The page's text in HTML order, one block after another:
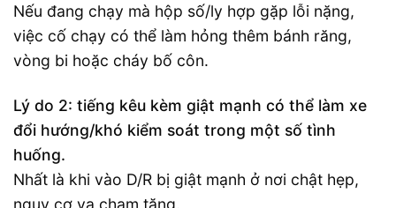
Nếu đang chạy mà hộp số/ly hợp gặp lỗi nặng,
việc cố chạy có thể làm hỏng thêm bánh răng,
vòng bi hoặc cháy bố côn.
Lý do 2: tiếng kêu kèm giật mạnh có thể làm xe
đổi hướng/khó kiểm soát trong một số tình
huống.
Nhất là khi vào D/R bị giật mạnh ở nơi chật hẹp,
nguy cơ va chạm tăng.